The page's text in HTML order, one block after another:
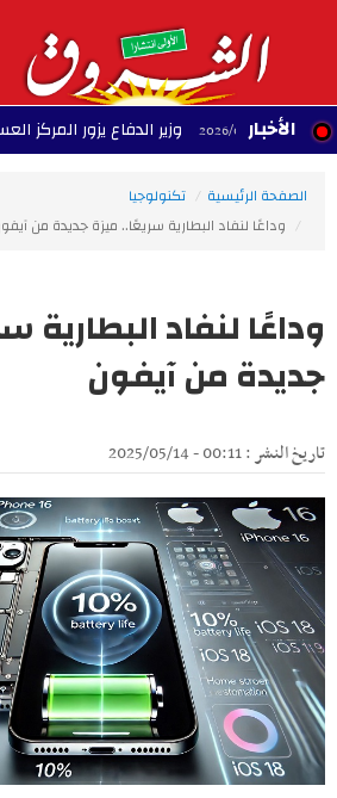
الأخبار وزير الدفاع يزور المركز العسكري
الصفحة الرئيسية
تكنولوجيا
وداعًا لنفاد البطارية سريعًا.. ميزة جديدة من
وداعًا لنفاد البطارية
جديدة من آيفون
تاريخ النشر : 00:11 - 2025/05/14